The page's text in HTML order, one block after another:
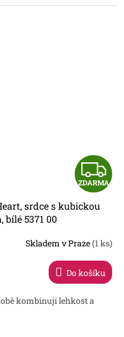
Z
D
R
ZDARMA
srdce s kubickou
5371 00
Skladem v Praze(1 ks)
Do košíku
kombinují lehkost a